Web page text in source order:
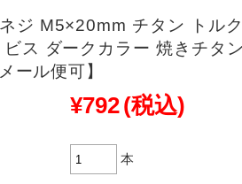
ジ M5×20mm チタン トル
ス ダークカラー 焼きチタ
ール便可】
¥792(税込)
本